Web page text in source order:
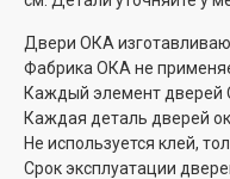
Двери ОКА
Фабрика ОКА не
Каждый элемент дверей
Каждая деталь дверей
Не используется клей,
Срок эксплуатации